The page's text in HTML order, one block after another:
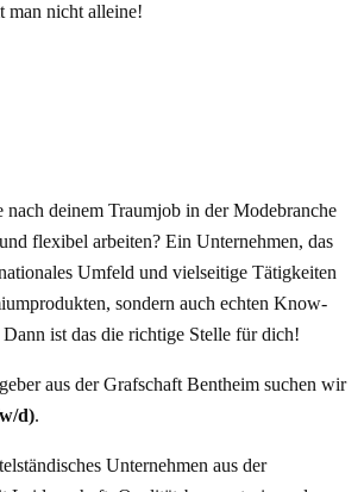
man nicht alleine!
nach deinem Traumjob in der Modebranche
flexibel arbeiten? Ein Unternehmen, das
Umfeld und vielseitige Tätigkeiten
sondern auch echten Know-
ist das die richtige Stelle für dich!
aus der Grafschaft Bentheim suchen wir
d).
Unternehmen aus der